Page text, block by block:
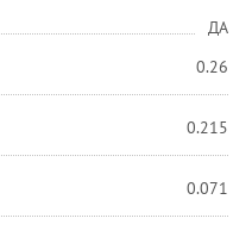
ДА
0.26
0.215
0.071